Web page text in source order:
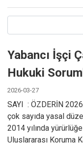
Yabancı İşçi
Hukuki
2026-03-27
SAYI : ÖZDERİN
çok sayıda yasal
2014 yılında
Uluslararası Koruma